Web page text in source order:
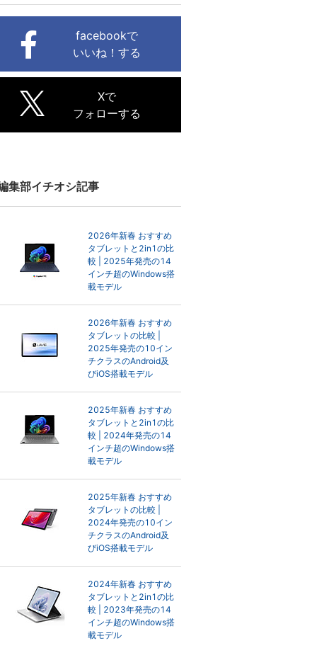
facebookで
いいね！する
Xで
フォローする
集部イチオシ記事
2026年新春 おすすめ
タブレットと2in1の比
較 | 2025年発売の14
インチ超のWindows搭
載モデル
2026年新春 おすすめ
タブレットの比較 |
2025年発売の10イン
チクラスのAndroid及
びiOS搭載モデル
2025年新春 おすすめ
タブレットと2in1の比
較 | 2024年発売の14
インチ超のWindows搭
載モデル
2025年新春 おすすめ
タブレットの比較 |
2024年発売の10イン
チクラスのAndroid及
びiOS搭載モデル
2024年新春 おすすめ
タブレットと2in1の比
較 | 2023年発売の14
インチ超のWindows搭
載モデル